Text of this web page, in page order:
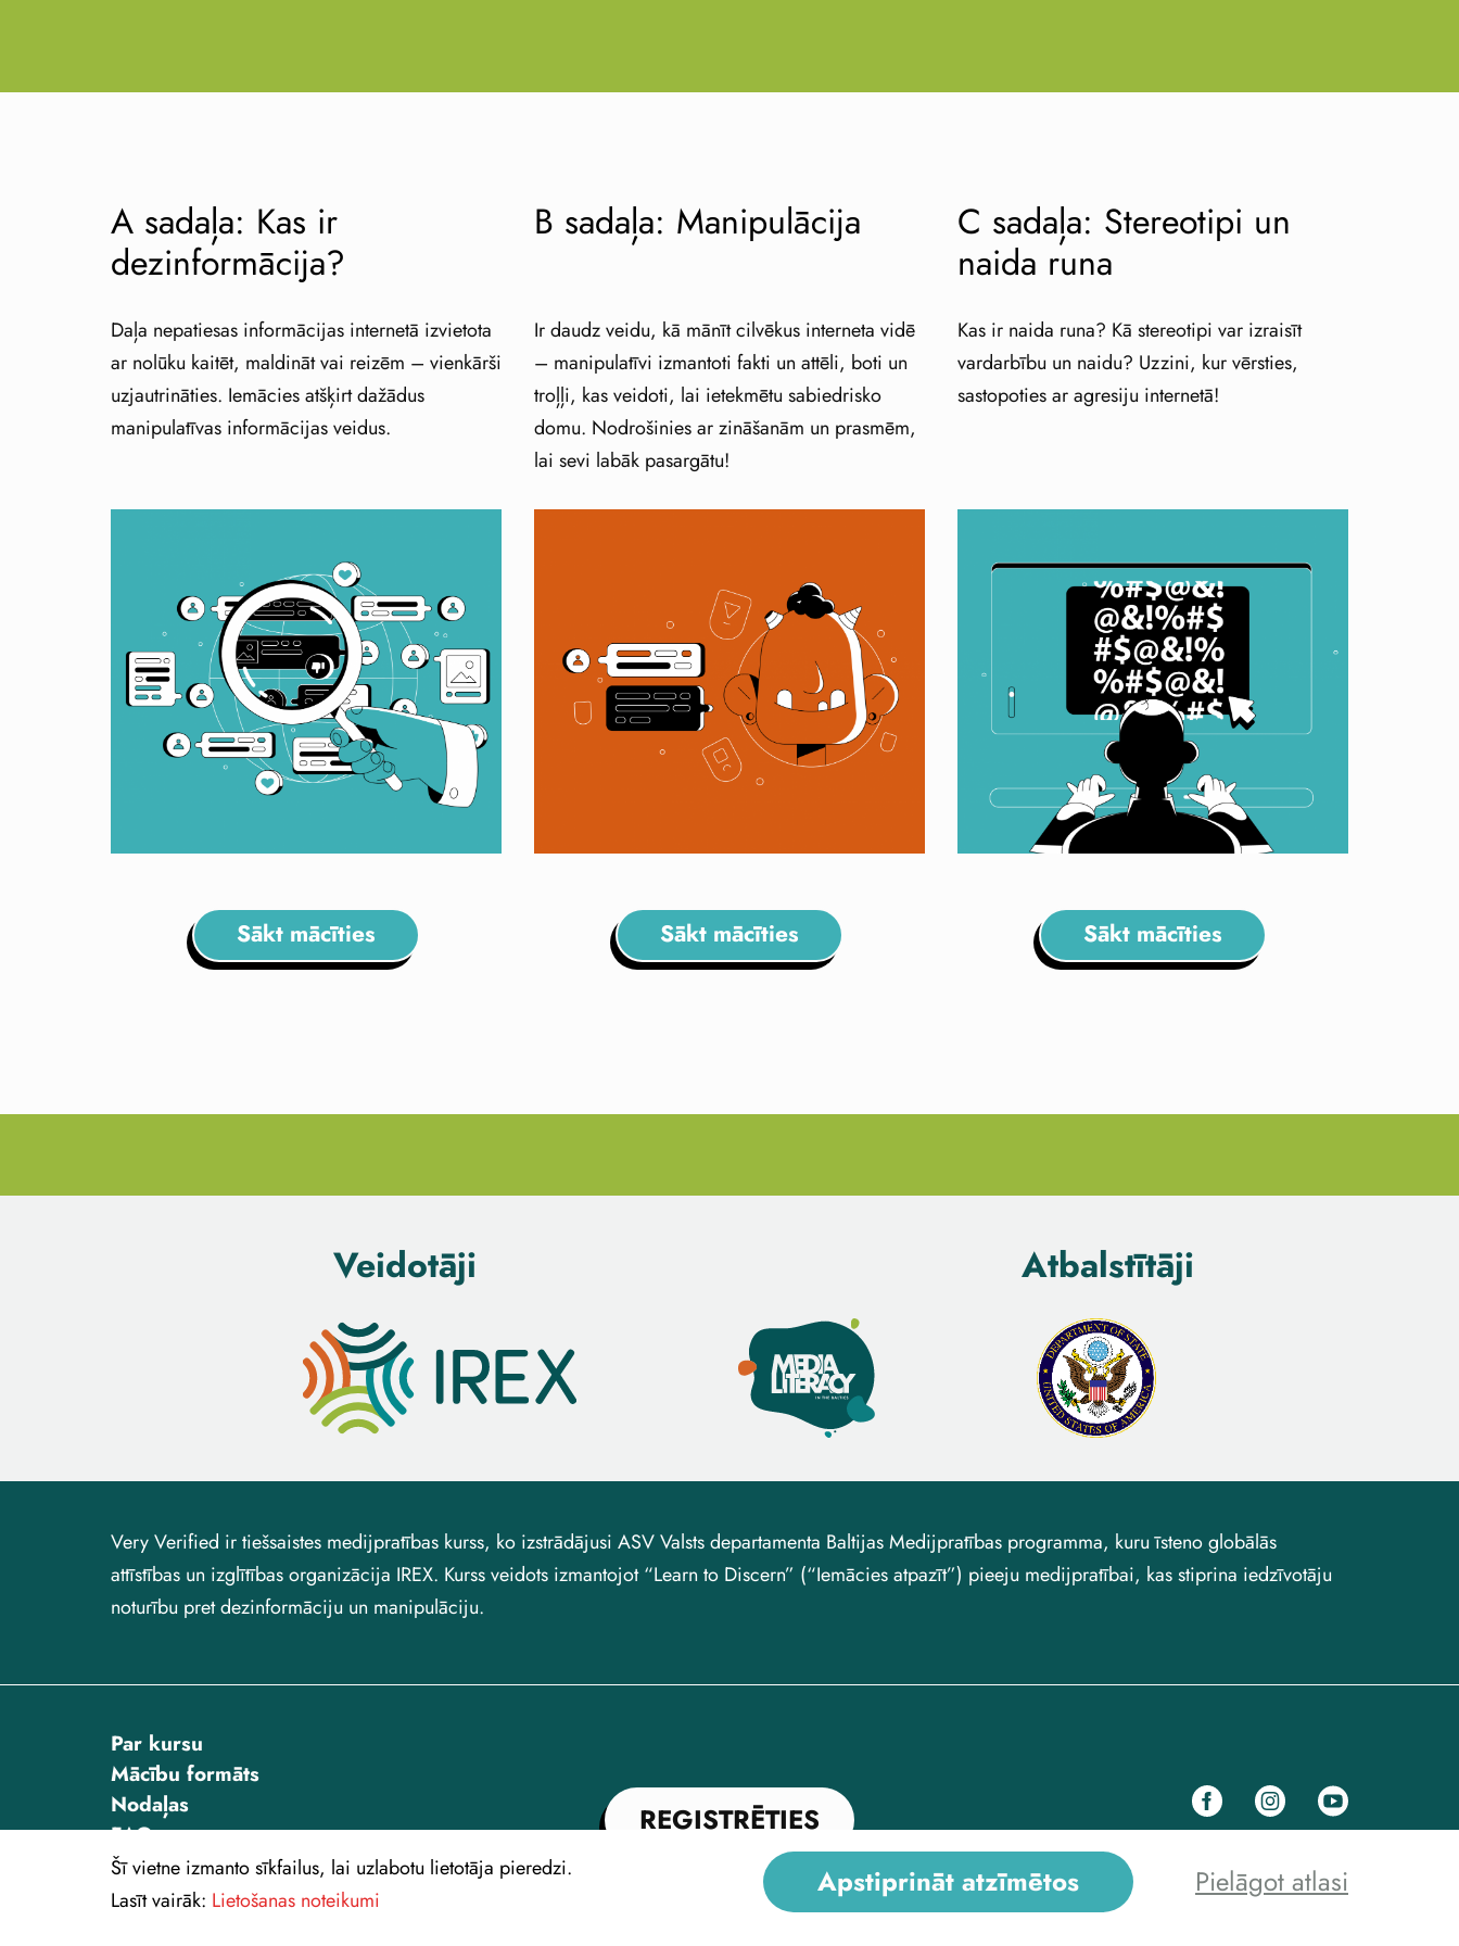
A sadaļa: Kas ir
dezinformācija?
Daļa nepatiesas informācijas internetā izvietota
ar nolūku kaitēt, maldināt vai reizēm – vienkārši
uzjautrināties. Iemācies atšķirt dažādus
manipulatīvas informācijas veidus.
Sākt mācīties
B sadaļa: Manipulācija
Ir daudz veidu, kā mānīt cilvēkus interneta vidē
– manipulatīvi izmantoti fakti un attēli, boti un
troļļi, kas veidoti, lai ietekmētu sabiedrisko
domu. Nodrošinies ar zināšanām un prasmēm,
lai sevi labāk pasargātu!
Sākt mācīties
C sadaļa: Stereotipi un
naida runa
Kas ir naida runa? Kā stereotipi var izraisīt
vardarbību un naidu? Uzzini, kur vērsties,
sastopoties ar agresiju internetā!
Sākt mācīties
Veidotāji Atbalstītāji
Very Verified ir tiešsaistes medijpratības kurss, ko izstrādājusi ASV Valsts departamenta Baltijas Medijpratības programma, kuru īsteno globālās
attīstības un izglītības organizācija IREX. Kurss veidots izmantojot “Learn to Discern” (“Iemācies atpazīt”) pieeju medijpratībai, kas stiprina iedzīvotāju
noturību pret dezinformāciju un manipulāciju.
REĢISTRĒTIES
Par kursu
Mācību formāts
Nodaļas
FAQ
Jauktā tipa mācības
Lietošanas noteikumi
info@veryverified.eu
Šī vietne izmanto sīkfailus, lai uzlabotu lietotāja pieredzi.
Lasīt vairāk: Lietošanas noteikumi Apstiprināt atzīmētos Pielāgot atlasi